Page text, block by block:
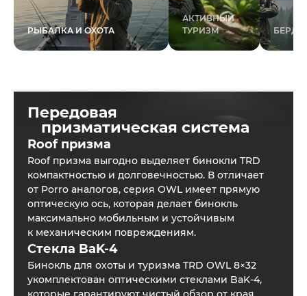
РЫБАЛКА И ОХОТА
АКТИВНЫЙ
ТУРИЗМ
Передовая
призматическая система
Roof призма
Roof призма выгодно выделяет бинокли TRD
компактностью и долговечностью. В отличает
от Porro аналогов, серия OWL имеет прямую
оптическую ось, которая делает бинокль
максимально мобильным и устойчивым
к механическим повреждениям.
Стекла BaK-4
Бинокль для охоты и туризма TRD OWL 8×32
укомплектован оптическими стеклами BaK-4,